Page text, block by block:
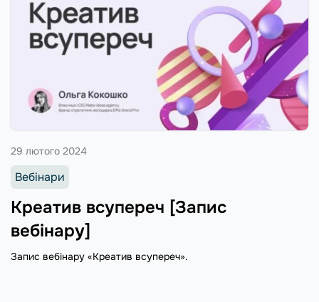
Креатив всупереч [Запис
вебінару]
29 лютого 2024
Вебінари
Запис вебінару «Креатив всупереч».